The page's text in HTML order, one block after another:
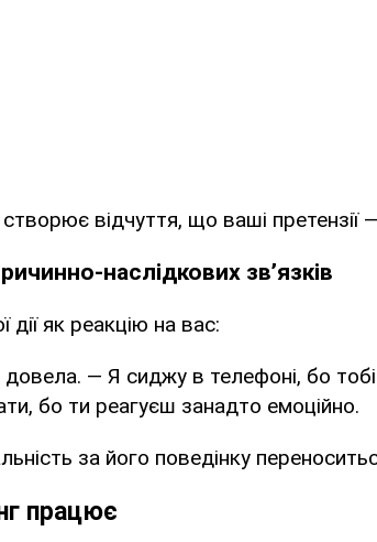
відчуття, що ваші претензії
наслідкових зв’язків
дії як реакцію на вас:
— Я сиджу в телефоні, бо
бо ти реагуєш занадто емоційно.
за його поведінку
працює